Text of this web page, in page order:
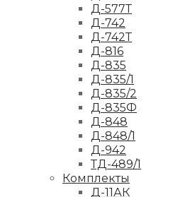
Д-577Т
Д-742
Д-742Т
Д-816
Д-835
Д-835/1
Д-835/2
Д-835Ф
Д-848
Д-848/1
Д-942
ТД-489/1
Комплекты
Д-11АК